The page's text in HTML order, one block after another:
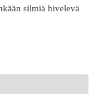
silmiä hivelevä